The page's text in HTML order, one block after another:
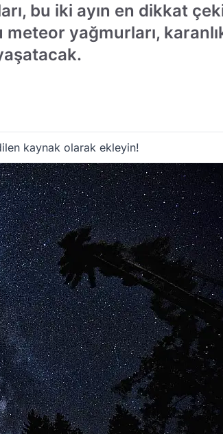
bu iki ayın en dikkat
yağmurları,
kaynak olarak ekleyin!